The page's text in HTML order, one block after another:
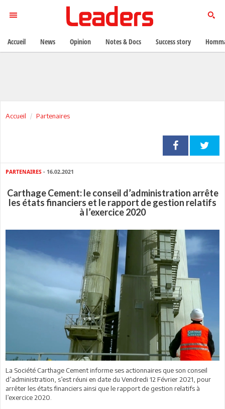
Accueil Partenaires
PARTENAIRES - 16.02.2021
Carthage Cement: le conseil d’administration arrête
les états financiers et le rapport de gestion relatifs
à l’exercice 2020
La Société Carthage Cement informe ses actionnaires que son conseil
d’administration, s’est réuni en date du Vendredi 12 Février 2021, pour
arrêter les états financiers ainsi que le rapport de gestion relatifs à
l’exercice 2020.
Accueil News Opinion Notes & Docs Success story